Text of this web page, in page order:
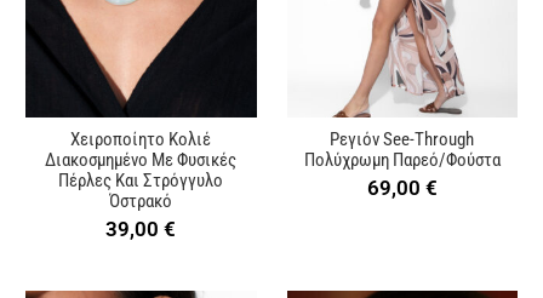
Χειροποίητο Κολιέ
Διακοσμημένο Με Φυσικές
Πέρλες Και Στρόγγυλο
Όστρακό
39,00€
Ρεγιόν See-Through
Πολύχρωμη Παρεό/Φούστα
69,00 €